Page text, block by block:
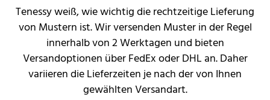
Tenessy weiß, wie wichtig die rechtzeitige Lieferung
von Mustern ist. Wir versenden Muster in der Regel
innerhalb von 2 Werktagen und bieten
Versandoptionen über FedEx oder DHL an. Daher
variieren die Lieferzeiten je nach der von Ihnen
gewählten Versandart.